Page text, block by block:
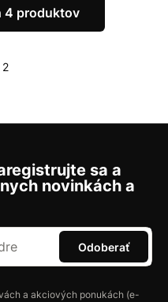
4 produktov
2
sa a
novinkách a
Odoberať
a akciových ponukách (e-